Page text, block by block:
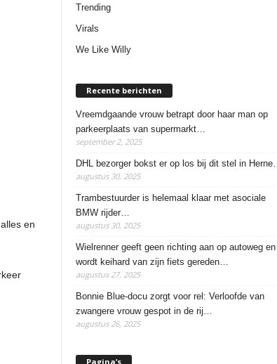
en
Trending
Virals
We Like Willy
Recente berichten
Vreemdgaande vrouw betrapt door haar man op
parkeerplaats van supermarkt…
september 2, 2025
DHL bezorger bokst er op los bij dit stel in Herne…
augustus 30, 2025
Trambestuurder is helemaal klaar met asociale
BMW rijder…
augustus 30, 2025
Wielrenner geeft geen richting aan op autoweg en
wordt keihard van zijn fiets gereden…
augustus 27, 2025
Bonnie Blue-docu zorgt voor rel: Verloofde van
zwangere vrouw gespot in de rij…
augustus 26, 2025
Pagina’s